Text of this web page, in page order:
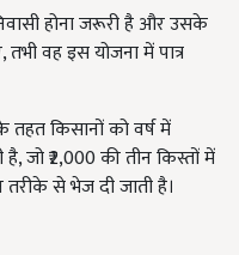
होना जरूरी है और उसके
तभी वह इस योजना में पात्र
तहत किसानों को वर्ष में
जो ₹2,000 की तीन किस्तों में
से भेज दी जाती है।